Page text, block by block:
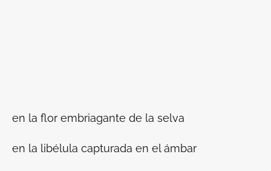
en la flor embriagante de la selva
en la libélula capturada en el ámbar